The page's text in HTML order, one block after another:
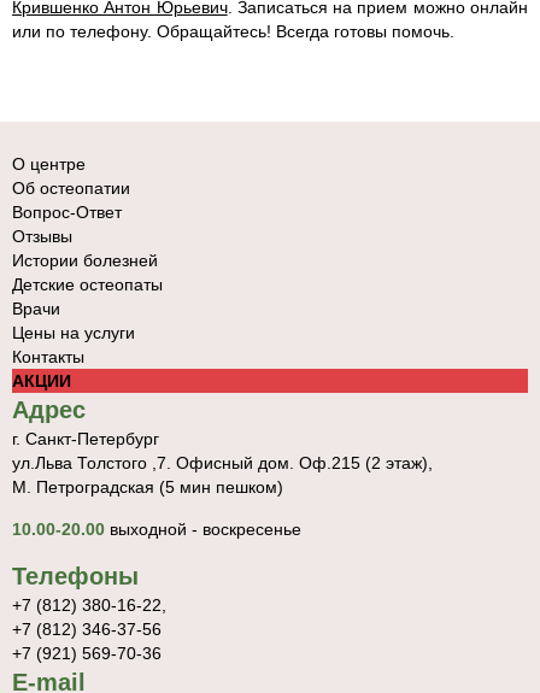
Крившенко Антон Юрьевич. Записаться на прием можно онлайн
или по телефону. Обращайтесь! Всегда готовы помочь.
О центре
Об остеопатии
Вопрос-Ответ
Отзывы
Истории болезней
Детские остеопаты
Врачи
Цены на услуги
Контакты
АКЦИИ
Адрес
г. Санкт-Петербург
ул.Льва Толстого ,7. Офисный дом. Оф.215 (2 этаж),
М. Петроградская (5 мин пешком)
10.00-20.00 выходной - воскресенье
Телефоны
+7 (812) 380-16-22,
+7 (812) 346-37-56
+7 (921) 569-70-36
E-mail